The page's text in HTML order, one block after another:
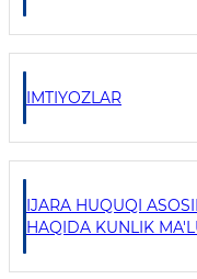
IMTIYOZLAR
IJARA HUQUQI
HAQIDA KUNLIK